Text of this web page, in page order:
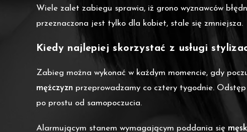
Wiele zalet zabiegu sprawia, iż grono wyznawców
przeznaczona jest tylko dla kobiet, stale się zmniejsza.
Kiedy najlepiej skorzystać z usługi
Zabieg można wykonać w każdym momencie, gdy
mężczyzn przeprowadzamy co cztery tygodnie.
po prostu od samopoczucia.
Alarmującym stanem wymagającym poddania się